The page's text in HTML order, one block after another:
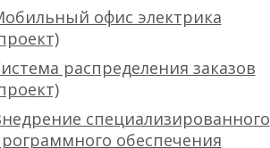
офис электрика
распределения заказов
специализированного
обеспечения